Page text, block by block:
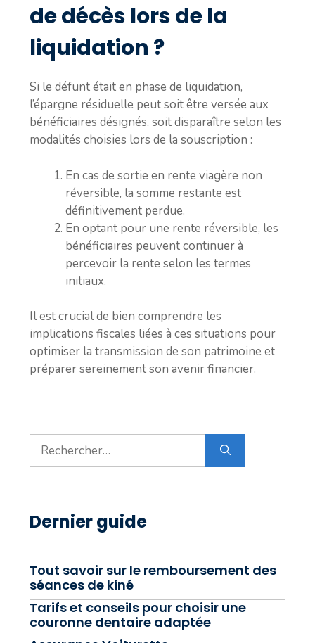
de décès lors de la
liquidation ?
Si le défunt était en phase de liquidation,
l’épargne résiduelle peut soit être versée aux
bénéficiaires désignés, soit disparaître selon les
modalités choisies lors de la souscription :
En cas de sortie en rente viagère non
réversible, la somme restante est
définitivement perdue.
En optant pour une rente réversible, les
bénéficiaires peuvent continuer à
percevoir la rente selon les termes
initiaux.
Il est crucial de bien comprendre les
implications fiscales liées à ces situations pour
optimiser la transmission de son patrimoine et
préparer sereinement son avenir financier.
Rechercher :
Dernier guide
Tout savoir sur le remboursement des
séances de kiné
Tarifs et conseils pour choisir une
couronne dentaire adaptée